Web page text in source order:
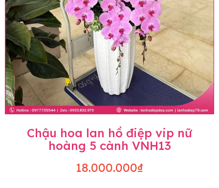
Chậu hoa lan hồ điệp vip nữ
hoàng 5 cành VNH13
18.000.000₫